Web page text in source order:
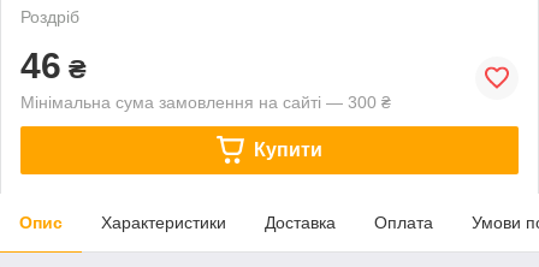
Роздріб
46 ₴
Мінімальна сума замовлення на сайті — 300 ₴
Купити
Опис Характеристики Доставка Оплата Умови